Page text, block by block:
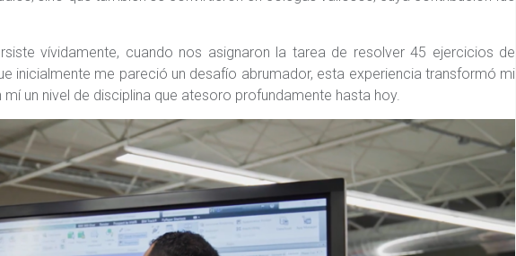
vívidamente, cuando nos asignaron la tarea de resolver 45 ejercicios de
inicialmente me pareció un desafío abrumador, esta experiencia transformó mi
un nivel de disciplina que atesoro profundamente hasta hoy.